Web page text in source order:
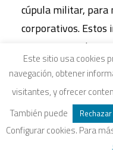
cúpula militar, para
corporativos. Estos
contaminan a la
un ejército
capacidades
seguridad que
relacionada con
vitales para la vida
Este sitio usa cookies
navegación, obtener
visitantes, y ofrecer
También puede
Rechazar
Configurar cookies. Para